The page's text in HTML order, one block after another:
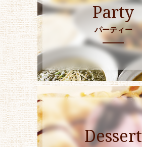
Party
パーティー
Dessert